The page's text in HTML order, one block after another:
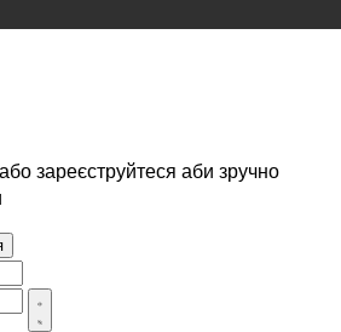
зареєструйтеся аби зручно